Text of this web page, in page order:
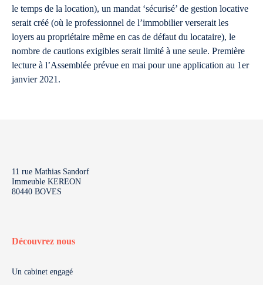
le temps de la location), un mandat ‘sécurisé’ de gestion locative
serait créé (où le professionnel de l’immobilier verserait les
loyers au propriétaire même en cas de défaut du locataire), le
nombre de cautions exigibles serait limité à une seule. Première
lecture à l’Assemblée prévue en mai pour une application au 1er
janvier 2021.
11 rue Mathias Sandorf
Immeuble KEREON
80440 BOVES
Découvrez nous
Un cabinet engagé